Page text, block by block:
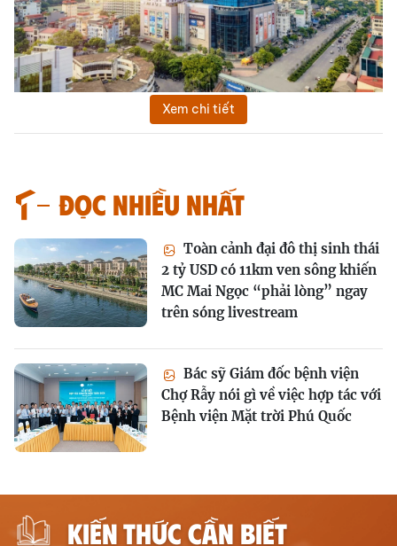
Xem chi tiết
Đọc nhiều nhất
Toàn cảnh đại đô thị sinh thái
2 tỷ USD có 11km ven sông khiến
MC Mai Ngọc “phải lòng” ngay
trên sóng livestream
Bác sỹ Giám đốc bệnh viện
Chợ Rẫy nói gì về việc hợp tác với
Bệnh viện Mặt trời Phú Quốc
KIẾN THỨC CẦN BIẾT